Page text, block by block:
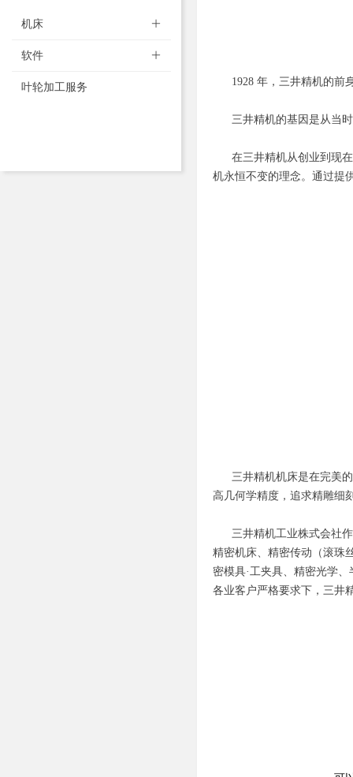
ꄶ
机床
ꄶ
软件
叶轮加工服务 1928 年，三井精机的前
三井精机的基因是从当时
在三井精机从创业到现在
机永恒不变的理念。通过提
三井精机机床是在完美的
高几何学精度，追求精雕细
三井精机工业株式会社作
精密机床、精密传动（滚珠
密模具·工夹具、精密光学
各业客户严格要求下，三井